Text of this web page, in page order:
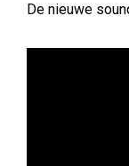
De nieuwe